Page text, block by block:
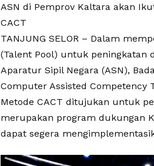
ASN di Pemprov Kaltara akan
CACT
TANJUNG SELOR – Dalam
(Talent Pool) untuk peningkatan
Aparatur Sipil Negara (ASN),
Computer Assisted Competency
Metode CACT ditujukan untuk
merupakan program dukungan
dapat segera